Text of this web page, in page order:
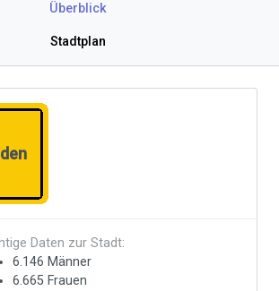
Überblick
Stadtplan
Daten zur Stadt:
6.146 Männer
6.665 Frauen